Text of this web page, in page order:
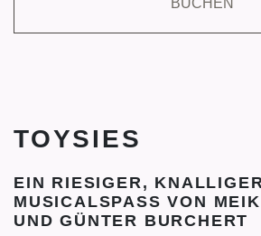
BUCHEN
TOYSIES
EIN RIESIGER,
MUSICALSPASS VON
ND GÜNTER BURCHERT